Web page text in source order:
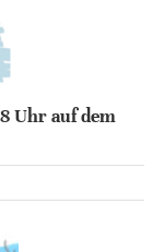
Uhr auf dem